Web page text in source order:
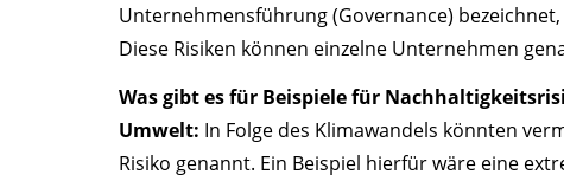
Unternehmensführung (Governance)
Diese Risiken können einzelne Unternehmen
Was gibt es für Beispiele für
Umwelt: In Folge des Klimawandels könnten
Risiko genannt. Ein Beispiel hierfür wäre eine